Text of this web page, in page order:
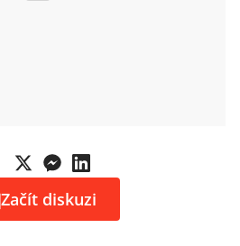
Začít diskuzi